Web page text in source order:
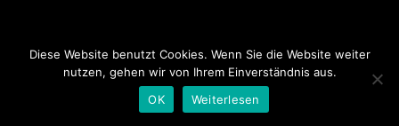
Diese Website benutzt Cookies. Wenn Sie die Website weiter
nutzen, gehen wir von Ihrem Einverständnis aus.
OK
Weiterlesen